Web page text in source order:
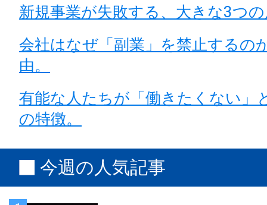
新規事業が失敗する、大きな3つ
会社はなぜ「副業」を禁止するの
由。
有能な人たちが「働きたくない」
の特徴。
今週の人気記事